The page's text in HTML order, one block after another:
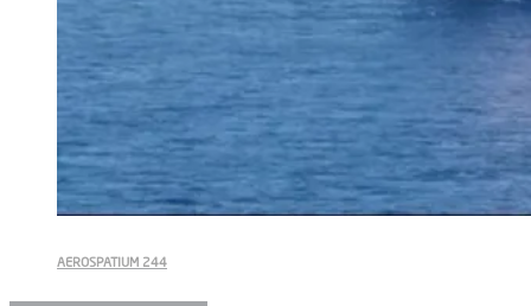
AEROSPATIUM 244